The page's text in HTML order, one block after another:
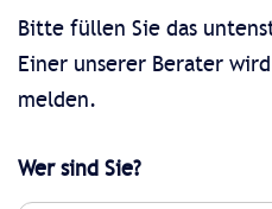
Bitte füllen Sie das
Einer unserer Berater
melden.
Wer sind Sie?